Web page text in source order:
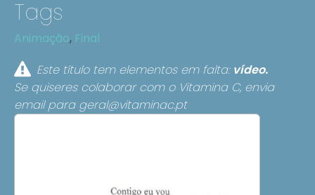
Tags
Animação, Final
Este título tem elementos em falta: vídeo.
Se quiseres colaborar com o Vitamina C, envia
email para geral@vitaminac.pt